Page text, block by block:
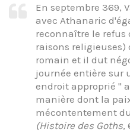
En septembre 369,
avec Athanaric
reconnaître le refus
raisons religieuses)
romain et il dut
journée entière sur
endroit approprié "
manière dont la
mécontentement
(Histoire des Goths,